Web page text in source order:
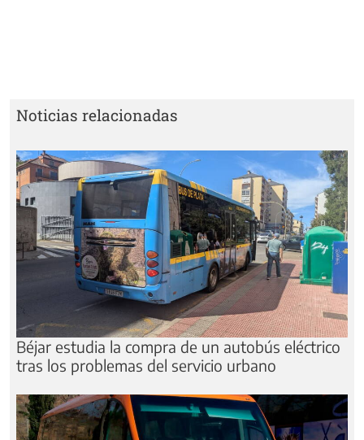
Noticias relacionadas
Béjar estudia la compra de un autobús eléctrico
tras los problemas del servicio urbano